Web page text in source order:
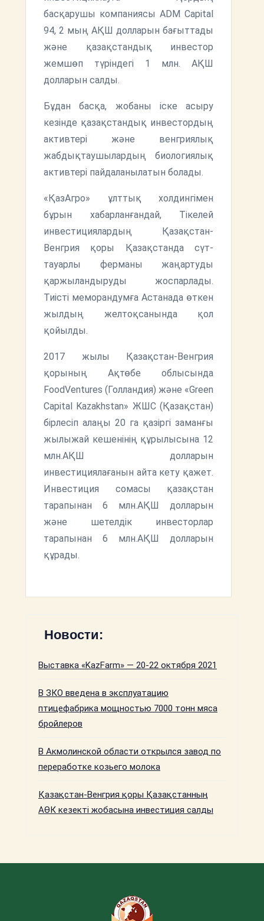
басқарушы компаниясы ADM Capital
94, 2 мың АҚШ долларын бағыттады
және қазақстандық инвестор
жемшөп түріндегі 1 млн. АҚШ
долларын салды.
Бұдан басқа, жобаны іске асыру
кезінде қазақстандық инвестордың
активтері және венгриялық
жабдықтаушылардың биологиялық
активтері пайдаланылатын болады.
«ҚазАгро» ұлттық холдингімен
бұрын хабарланғандай, Тікелей
инвестициялардың Қазақстан-
Венгрия қоры Қазақстанда сүт-
тауарлы ферманы жаңартуды
қаржыландыруды жоспарлады.
Тиісті меморандумға Астанада өткен
жылдың желтоқсанында қол
қойылды.
2017 жылы Қазақстан-Венгрия
қорының Ақтөбе облысында
FoodVentures (Голландия) және «Green
Capital Kazakhstan» ЖШС (Қазақстан)
бірлесіп алаңы 20 га қазіргі заманғы
жылыжай кешенінің құрылысына 12
млн.АҚШ долларын
инвестициялағанын айта кету қажет.
Инвестиция сомасы қазақстан
тарапынан 6 млн.АҚШ долларын
және шетелдік инвесторлар
тарапынан 6 млн.АҚШ долларын
құрады.
Новости:
Выставка «KazFarm» — 20-22 октября 2021
В ЗКО введена в эксплуатацию
птицефабрика мощностью 7000 тонн мяса
бройлеров
В Акмолинской области открылся завод по
переработке козьего молока
Қазақстан-Венгрия қоры Қазақстанның
АӨК кезекті жобасына инвестиция салды